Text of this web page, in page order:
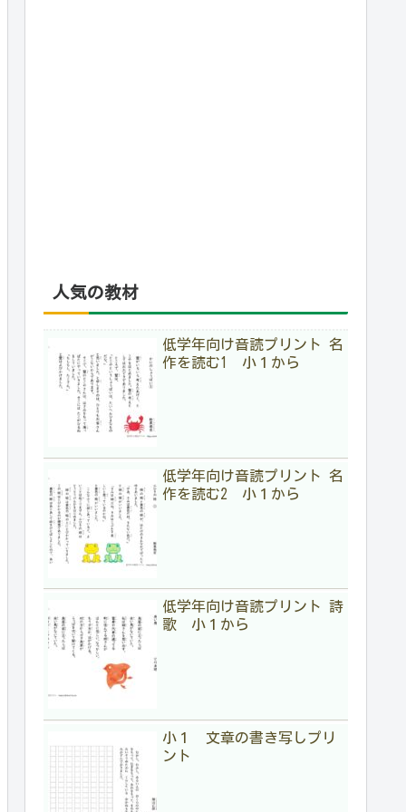
人気の教材
低学年向け音読プリント 名
作を読む1 小１から
低学年向け音読プリント 名
作を読む2 小１から
低学年向け音読プリント 詩
歌 小１から
小１ 文章の書き写しプリ
ント